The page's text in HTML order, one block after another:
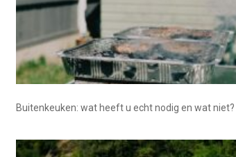
Buitenkeuken: wat heeft u echt nodig en wat niet?